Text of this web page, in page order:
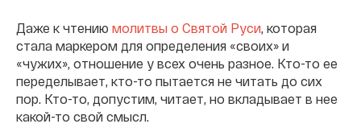
Даже к чтению молитвы о Святой Руси, которая
стала маркером для определения «своих» и
«чужих», отношение у всех очень разное. Кто-то ее
переделывает, кто-то пытается не читать до сих
пор. Кто-то, допустим, читает, но вкладывает в нее
какой-то свой смысл.